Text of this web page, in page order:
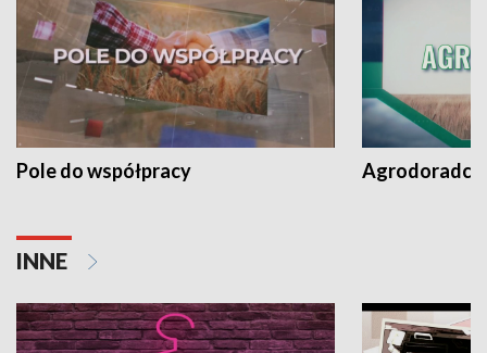
Pole do współpracy Agrodoradcy
INNE